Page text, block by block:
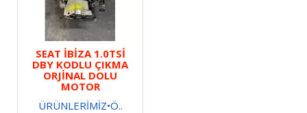
SEAT İBİZA 1.0TSİ
DBY KODLU ÇIKMA
ORJİNAL DOLU
MOTOR
ÜRÜNLERİMİZ•Ö..